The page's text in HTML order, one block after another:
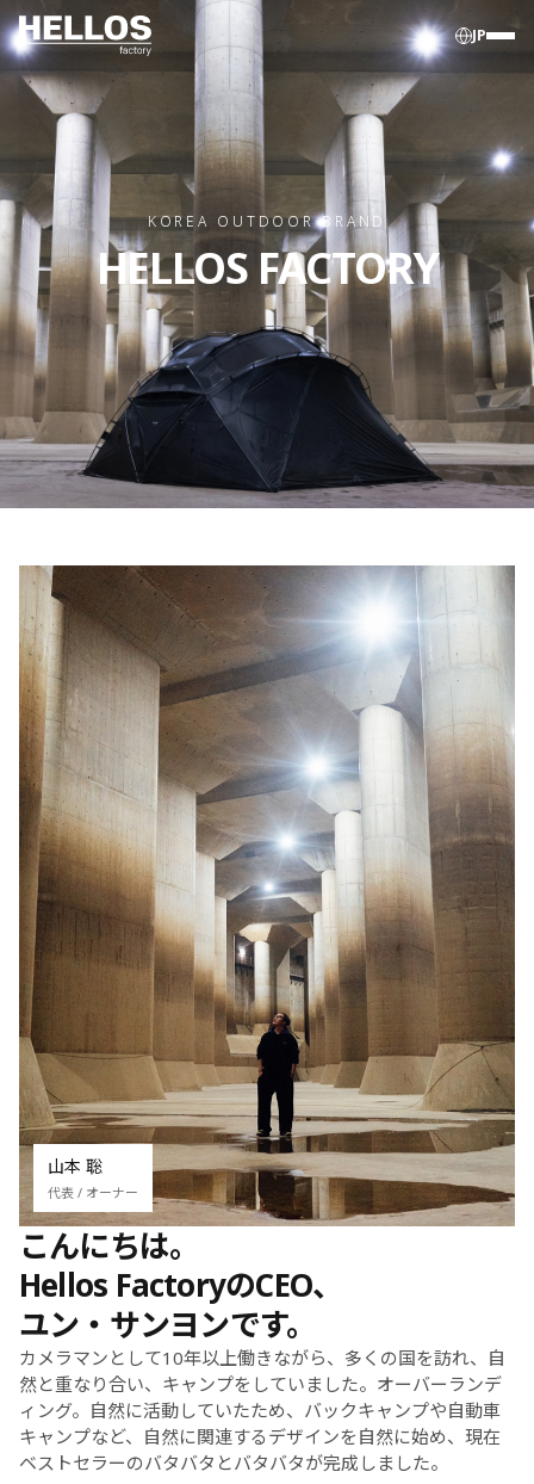
JP
KOREA OUTDOOR BRAND
HELLOS FACTORY
山本 聡
代表 / オーナー
こんにちは。
Hellos FactoryのCEO、
ユン・サンヨンです。
カメラマンとして10年以上働きながら、多くの国を訪れ、自
然と重なり合い、キャンプをしていました。オーバーランデ
ィング。自然に活動していたため、バックキャンプや自動車
キャンプなど、自然に関連するデザインを自然に始め、現在
ベストセラーのバタバタとバタバタが完成しました。